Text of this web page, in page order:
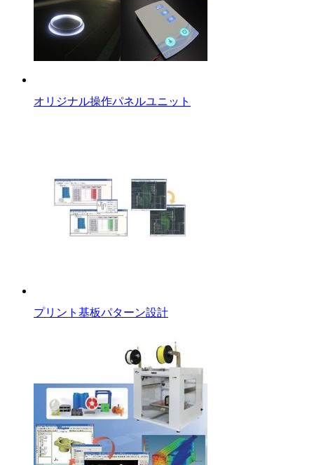
オリジナル操作パネルユニット
プリント基板パターン設計